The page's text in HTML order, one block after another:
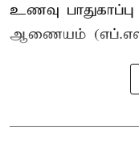
உணவு
ஆணையம்